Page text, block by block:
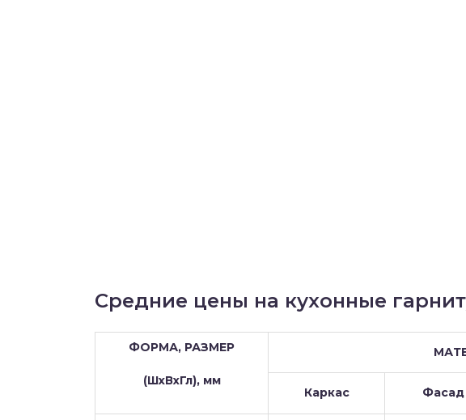
Средние цены на кухонные
ФОРМА, РАЗМЕР
(ШхВхГл), мм
Каркас Фасад